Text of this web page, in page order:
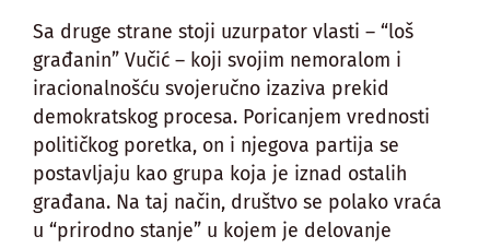
Sa druge strane stoji uzurpator vlasti – “loš
građanin” Vučić – koji svojim nemoralom i
iracionalnošću svojeručno izaziva prekid
demokratskog procesa. Poricanjem vrednosti
političkog poretka, on i njegova partija se
postavljaju kao grupa koja je iznad ostalih
građana. Na taj način, društvo se polako vraća
u “prirodno stanje” u kojem je delovanje